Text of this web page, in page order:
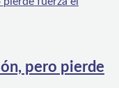
pero pierde